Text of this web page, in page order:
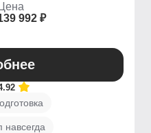
Цена
992 ₽
навсегда